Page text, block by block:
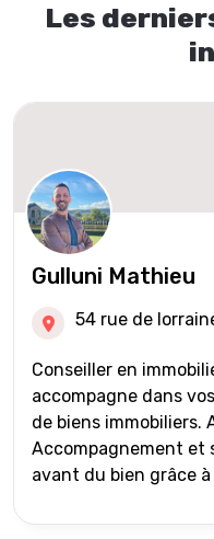
Les
Gulluni Mathieu
54 rue de
Conseiller en
accompagne dans
de biens immobiliers. Avis de valeur offert
Accompagnement et
avant du bien grâce
international)